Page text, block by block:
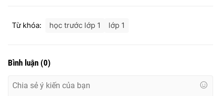
VTV9
Liên hệ tòa soạn
Từ khóa: học trước lớp 1 lớp 1
Bình luận (0)